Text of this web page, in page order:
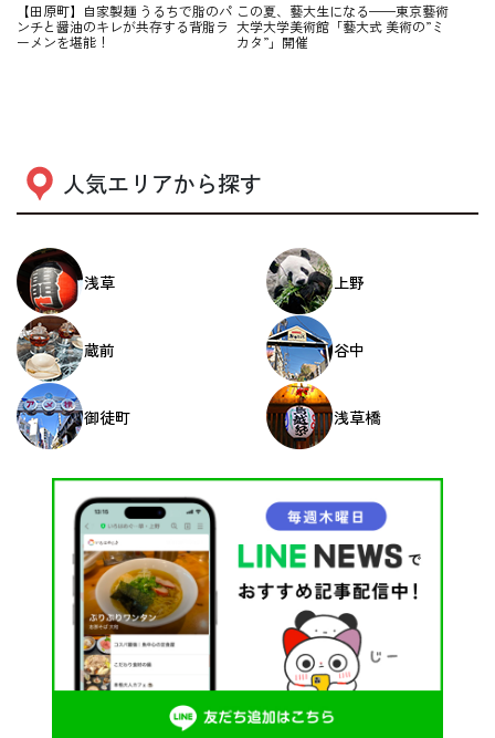
【田原町】自家製麺 うるちで脂のパ
ンチと醤油のキレが共存する背脂ラ
ーメンを堪能！
この夏、藝大生になる——東京藝術
大学大学美術館「藝大式 美術の”ミ
カタ”」開催
人気エリアから探す
浅草 上野
蔵前 谷中
御徒町 浅草橋